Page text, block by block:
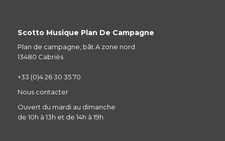
Scotto Musique Plan De Campagne
Plan de campagne, bât A zone nord
13480 Cabriès
+33 (0)4 26 30 35 70
Nous contacter
Ouvert du mardi au dimanche
de 10h à 13h et de 14h à 19h